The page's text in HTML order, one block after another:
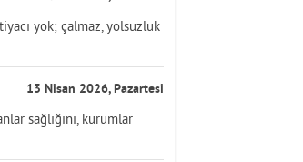
yok; çalmaz, yolsuzluk
13 Nisan 2026, Pazartesi
sağlığını, kurumlar